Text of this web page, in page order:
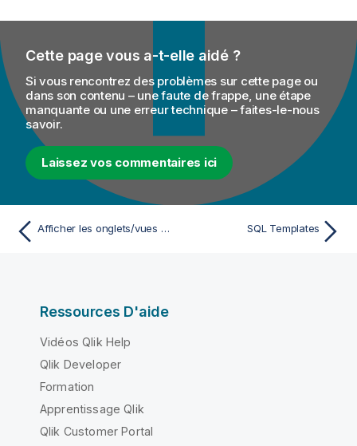
m
t
o
n
Cette page vous a-t-elle aidé ?
Si vous rencontrez des problèmes sur cette page ou
dans son contenu – une faute de frappe, une étape
manquante ou une erreur technique – faites-le-nous
savoir.
Laissez vos commentaires ici
Afficher les onglets/vues de configuration des Jobs SQL Templates
Ressources D'aide
Vidéos Qlik Help
Qlik Developer
Formation
Apprentissage Qlik
Qlik Customer Portal